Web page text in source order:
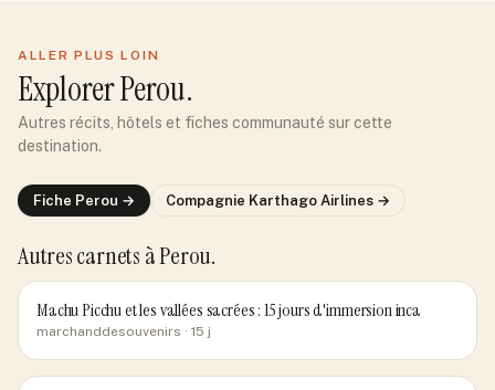
ALLER PLUS LOIN
ExplorerPerou.
Autres récits, hôtels et fiches communauté sur cette
destination.
Fiche Perou → Compagnie Karthago Airlines →
Autres carnets à Perou.
Machu Picchu et les vallées sacrées : 15 jours d'immersion inca
marchanddesouvenirs · 15 j